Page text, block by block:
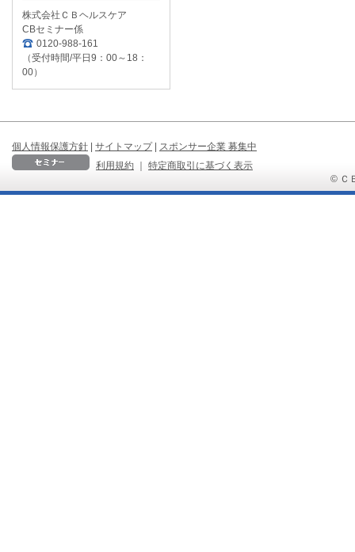
株式会社ＣＢヘルスケア
CBセミナー係
0120-988-161
（受付時間/平日9：00～18：
00）
個人情報保護方針 | サイトマップ | スポンサー企業 募集中
利用規約
｜
特定商取引に基づく表示
© Ｃ